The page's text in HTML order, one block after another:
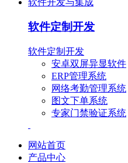
软件定制开发
软件定制开发
安卓双屏异显软件
ERP管理系统
网络考勤管理系统
图文下单系统
专家门禁验证系统
网站首页
产品中心